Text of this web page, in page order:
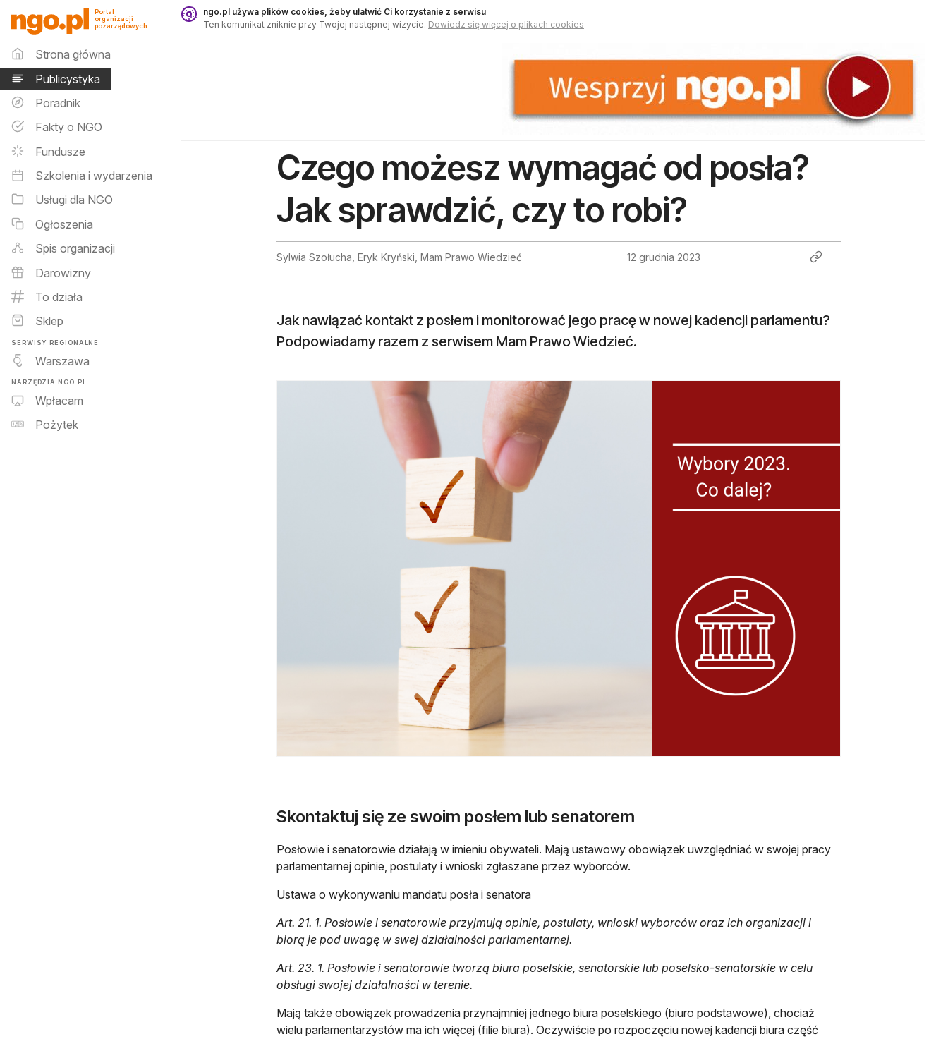
Publicystyka - ngo.pl
Portal
organizacji
pozarządowych
Menu główne
Strona główna
Publicystyka
Poradnik
Fakty o NGO
Fundusze
Szkolenia i wydarzenia
Usługi dla NGO
Ogłoszenia
Spis organizacji
Darowizny
To działa
Sklep
SERWISY REGIONALNE
Warszawa
NARZĘDZIA NGO.PL
Wpłacam
Pożytek
ngo.pl używa plików cookies, żeby ułatwić Ci korzystanie z serwisu
Ten komunikat zniknie przy Twojej następnej wizycie. Dowiedz się więcej o plikach cookies
Czego możesz wymagać od posła?
Jak sprawdzić, czy to robi?
Sylwia Szołucha, Eryk Kryński, Mam Prawo Wiedzieć 12 grudnia 2023
Jak nawiązać kontakt z posłem i monitorować jego pracę w nowej kadencji parlamentu?
Podpowiadamy razem z serwisem Mam Prawo Wiedzieć.
Skontaktuj się ze swoim posłem lub senatorem
Posłowie i senatorowie działają w imieniu obywateli. Mają ustawowy obowiązek uwzględniać w swojej pracy
parlamentarnej opinie, postulaty i wnioski zgłaszane przez wyborców.
Ustawa o wykonywaniu mandatu posła i senatora
Art. 21. 1. Posłowie i senatorowie przyjmują opinie, postulaty, wnioski wyborców oraz ich organizacji i
biorą je pod uwagę w swej działalności parlamentarnej.
Art. 23. 1. Posłowie i senatorowie tworzą biura poselskie, senatorskie lub poselsko-senatorskie w celu
obsługi swojej działalności w terenie.
Mają także obowiązek prowadzenia przynajmniej jednego biura poselskiego (biuro podstawowe), chociaż
wielu parlamentarzystów ma ich więcej (filie biura). Oczywiście po rozpoczęciu nowej kadencji biura część